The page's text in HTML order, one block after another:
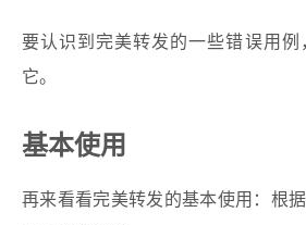
要认识到完美转发的一些错误用例
它。
基本使用
再来看看完美转发的基本使用：根